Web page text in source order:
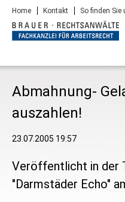
Navigation
überspringen
Home Kontakt So finden Sie
Abmahnung-
auszahlen!
23.07.2005 19:57
Veröffentlicht in der
"Darmstäder Echo"